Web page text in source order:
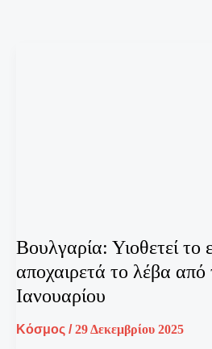
Βουλγαρία: Υιοθετεί το
αποχαιρετά το λέβα από
Ιανουαρίου
Κόσμος /29 Δεκεμβρίου 2025